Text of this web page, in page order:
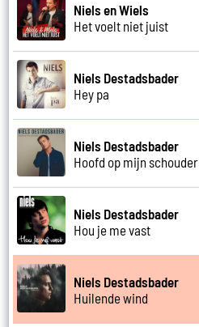
Niels en Wiels
Het voelt niet juist
Niels Destadsbader
Hey pa
Niels Destadsbader
Hoofd op mijn schouder
Niels Destadsbader
Hou je me vast
Niels Destadsbader
Huilende wind